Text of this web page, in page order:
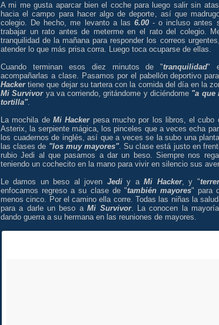
A mi me gusta aparcar bien el coche para luego salir sin
hacia el campo para hacer algo de deporte, así que
colegio. De hecho, me levanto a las 6.00- o incluso antes
trabajar un rato antes de meterme en el rato del colegio.
tranquilidad de la mañana para responder los correos
atender lo que más prisa corra. Luego toca ocuparse de ellas.
Cuando terminan esos diez minutos de "tranquilidad"
acompañarlas a clase. Pasamos por el pabellón deportivo
Hackertiene que dejar su tartera con la comida del día en la
Mi Survivorya va corriendo, gritándome y diciéndome "a que
tortilla".
La mochila de Mi Hackerpesa mucho por los libros, el cubo
Asterix, la serpiente mágica, los pinceles que a veces echa
los cuadernos de inglés, así que a veces se la subo una
las clases de "los muy mayores". Su clase está justo en
rubio Jedi al que pasamos a dar un beso. Siempre nos
teniendo un cochecito en la mano para vivir en silencio sus
Le damos un beso al joven Jediy aMi Hacker, y "
enfocamos regreso a su clase de "también mayores" para
menos cinco. Por el camino ella corre. Todas las niñas la
para a darle un beso aMi Survivor. La conocen la
dando guerra a su hermana en las reuniones de mayores.